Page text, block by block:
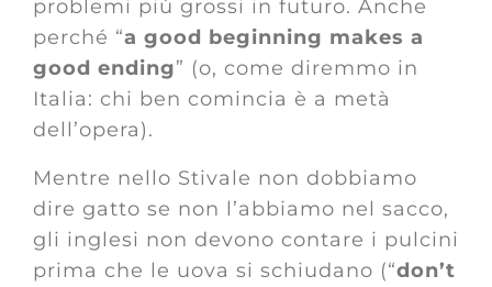
problemi più grossi in futuro. Anche
perché “a good beginning makes a
good ending” (o, come diremmo in
Italia: chi ben comincia è a metà
dell’opera).
Mentre nello Stivale non dobbiamo
dire gatto se non l’abbiamo nel sacco,
gli inglesi non devono contare i pulcini
prima che le uova si schiudano (“don’t